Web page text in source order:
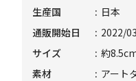
生産国
日本
通販開始日
2022/
サイズ
約
素材
アート